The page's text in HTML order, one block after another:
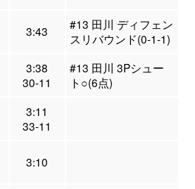
3:43
#13 田川 ディフェン
スリバウンド(0-1-1)
3:38
30-11
#13 田川 3Pシュー
ト○(6点)
3:11
33-11
3:10